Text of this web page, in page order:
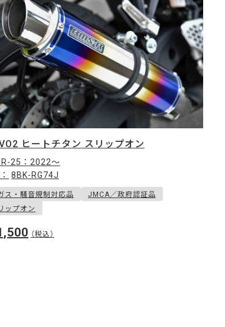
ヒートチタン スリップオン
R-25：2022〜
8BK-RG74J
ス・騒音規制対応品
JMCA／政府認証品
ップオン
（税込）